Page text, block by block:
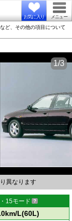
お気に入り メニュー
ど、その他の項目について
異なります
1/3
15モード
L(60L)